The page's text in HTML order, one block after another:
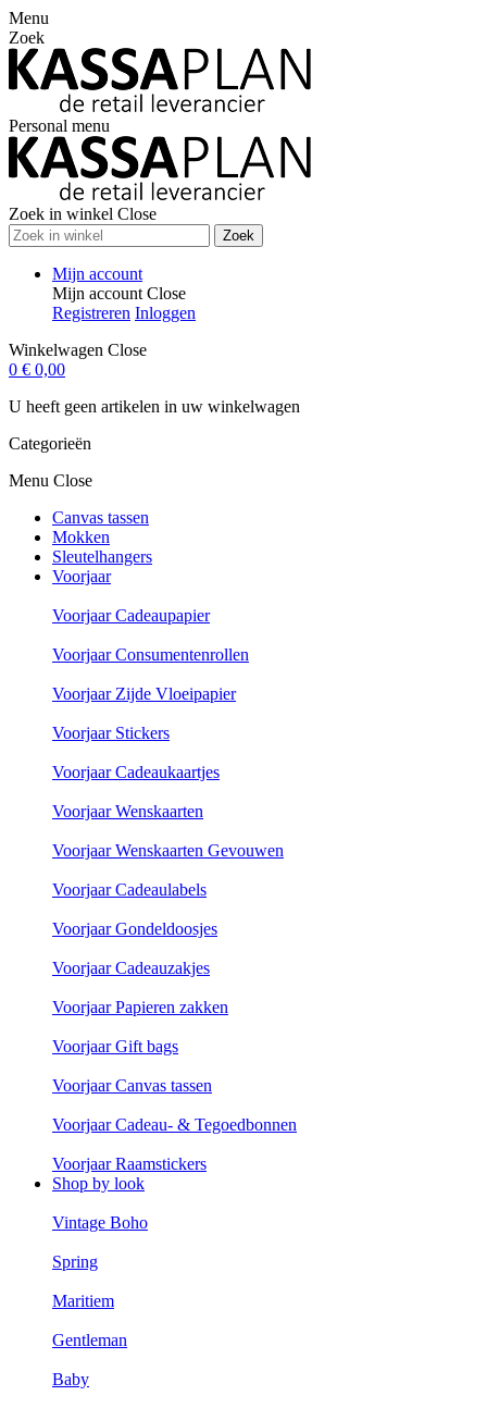
Menu
Zoek
Personal menu
Zoek in winkel Close
Zoek
Mijn account
Mijn account Close
Registreren Inloggen
Winkelwagen Close
0 € 0,00
U heeft geen artikelen in uw winkelwagen
Categorieën
Menu Close
Canvas tassen
Mokken
Sleutelhangers
Voorjaar
Voorjaar Cadeaupapier
Voorjaar Consumentenrollen
Voorjaar Zijde Vloeipapier
Voorjaar Stickers
Voorjaar Cadeaukaartjes
Voorjaar Wenskaarten
Voorjaar Wenskaarten Gevouwen
Voorjaar Cadeaulabels
Voorjaar Gondeldoosjes
Voorjaar Cadeauzakjes
Voorjaar Papieren zakken
Voorjaar Gift bags
Voorjaar Canvas tassen
Voorjaar Cadeau- & Tegoedbonnen
Voorjaar Raamstickers
Shop by look
Vintage Boho
Spring
Maritiem
Gentleman
Baby